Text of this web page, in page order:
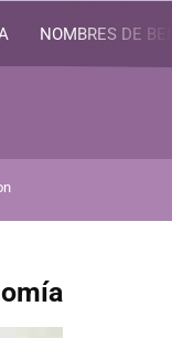
NOMBRES DE